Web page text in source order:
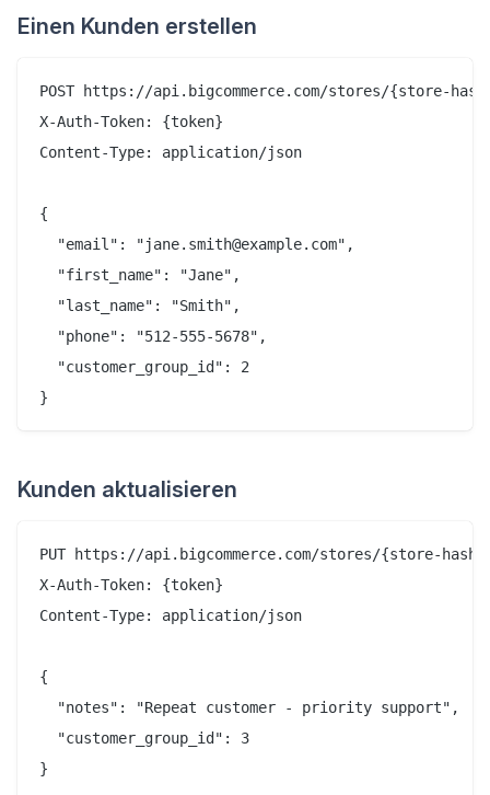
Einen Kunden erstellen
POST https://api.bigcommerce.com/stores/{store-
X-Auth-Token: {token}
Content-Type: application/json
{
  "email": "jane.smith@example.com",
  "first_name": "Jane",
  "last_name": "Smith",
  "phone": "512-555-5678",
  "customer_group_id": 2
Kunden aktualisieren
PUT https://api.bigcommerce.com/stores/{store-
X-Auth-Token: {token}
Content-Type: application/json
{
  "notes": "Repeat customer - priority support",
  "customer_group_id": 3